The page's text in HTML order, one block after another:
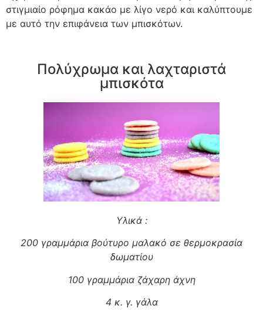
στιγμιαίο ρόφημα κακάο με λίγο νερό και καλύπτουμε
με αυτό την επιφάνεια των μπισκότων.
Πολύχρωμα και λαχταριστά
μπισκότα
Υλικά :
200 γραμμάρια βούτυρο μαλακό σε θερμοκρασία
δωματίου
100 γραμμάρια ζάχαρη άχνη
4 κ. γ. γάλα